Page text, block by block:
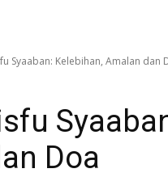
Syaaban: Kelebihan, Amalan dan
Doa